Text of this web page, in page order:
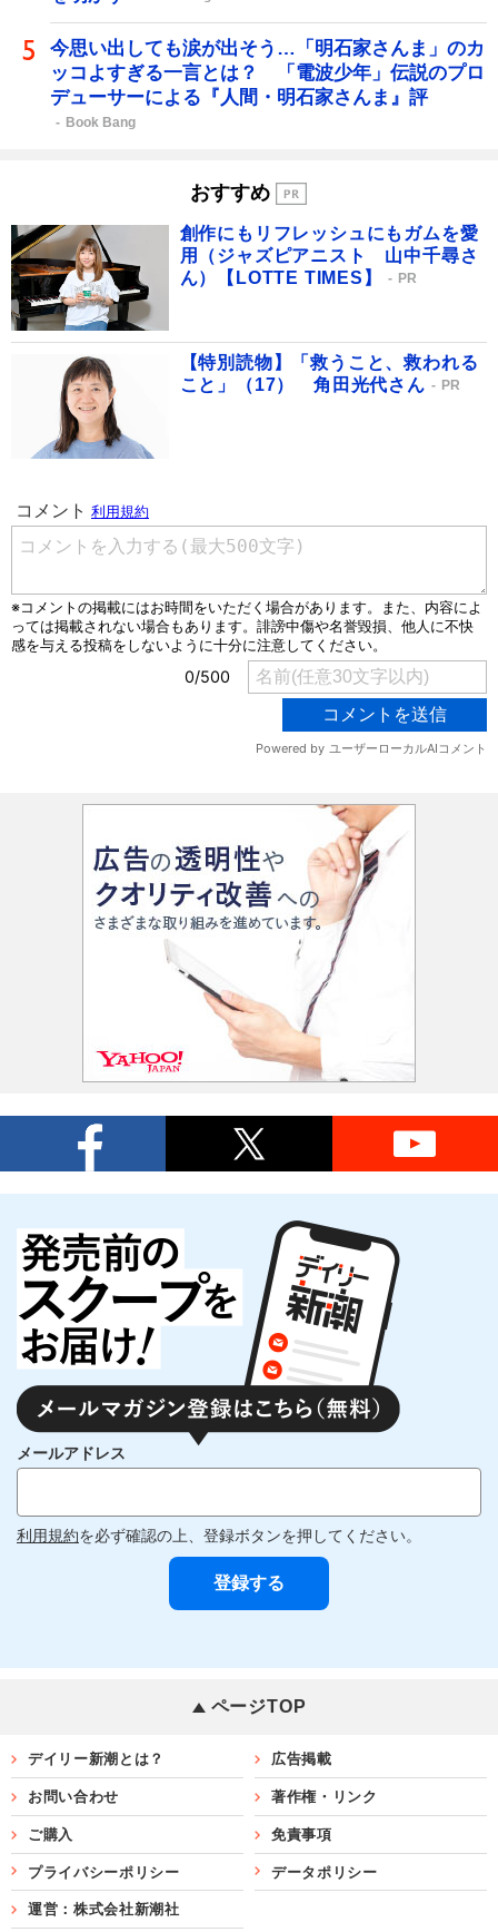
今思い出しても涙が出そう…「明石家さんま」のカ
ッコよすぎる一言とは？ 「電波少年」伝説のプロ
デューサーによる『人間・明石家さんま』評
Book Bang
おすすめ
創作にもリフレッシュにもガムを愛
用（ジャズピアニスト 山中千尋さ
ん）【LOTTE TIMES】
PR
【特別読物】「救うこと、救われる
こと」（17） 角田光代さん
PR
メールアドレス
利用規約を必ず確認の上、登録ボタンを押してください。
ページTOP
デイリー新潮とは？ 広告掲載
お問い合わせ 著作権・リンク
ご購入 免責事項
プライバシーポリシー データポリシー
運営：株式会社新潮社